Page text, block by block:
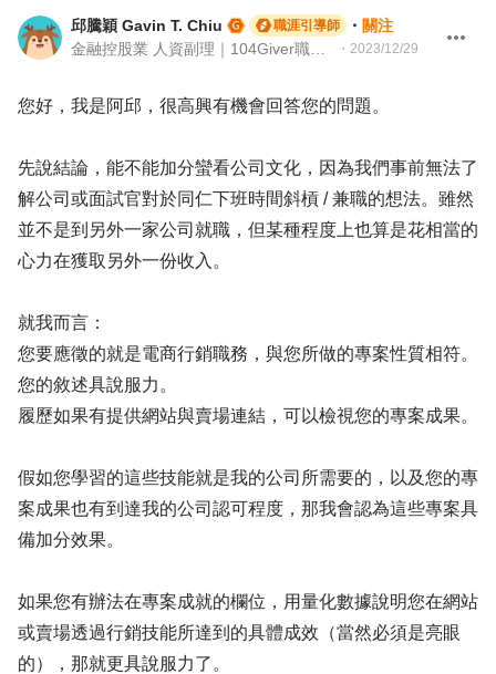
邱騰穎 Gavin T. Chiu 職涯引導師 ・ 關注
・ 2023/12/29
您好，我是阿邱，很高興有機會回答您的問題。
先說結論，能不能加分蠻看公司文化，因為我們事前無法了
解公司或面試官對於同仁下班時間斜槓 / 兼職的想法。雖然
並不是到另外一家公司就職，但某種程度上也算是花相當的
心力在獲取另外一份收入。
就我而言：
您要應徵的就是電商行銷職務，與您所做的專案性質相符。
您的敘述具說服力。
履歷如果有提供網站與賣場連結，可以檢視您的專案成果。
假如您學習的這些技能就是我的公司所需要的，以及您的專
案成果也有到達我的公司認可程度，那我會認為這些專案具
備加分效果。
如果您有辦法在專案成就的欄位，用量化數據說明您在網站
或賣場透過行銷技能所達到的具體成效（當然必須是亮眼
的），那就更具說服力了。